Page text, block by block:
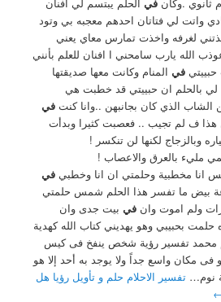
واتت لي فتاتان احدهم معجبه بي وتود
لغرفه واخذت تمارس معاي يعني
الله يارب سامحني ا افنان للعلم بأنني
في المنام وكانت معها صديقتها
لي بالحلم ان حبييتي قد خطبت هي
الشاب الذي كان بجانبهن ..وانا كنتفي
هذا ف لم تجيب .. فعصبت كثيرا وبدأت
وبالزجاج لكنها لن تنكسر !
مليء بالعرق والاعصاب !
انا مخطبية وحلمتي ان انا وخطبيفي
بيض ما تفسر هذا الحلم شمس حلمتي
ولم اموت وانفي بيت جدى وان
بحبيبي وهو يهديني كتاب الله كهدية
محمد تفسير رؤية شخص ينفخ فى كيس
فى مكان واسع جداً ولا يوجد به أحد إلا هو
نوم…تفسير الاحلام حلم و تأويل رؤيا هل